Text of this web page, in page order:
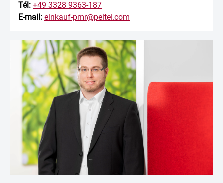
Tél: +49 3328 9363-187
E-mail: einkauf-pmr@peitel.com